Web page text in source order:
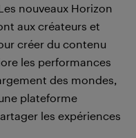
nouveaux Horizon
aux créateurs et
créer du contenu
les performances
des mondes,
plateforme
les expériences